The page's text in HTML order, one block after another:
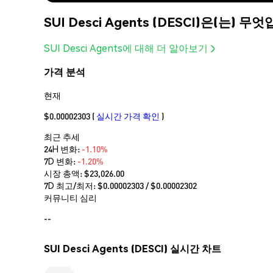
SUI Desci Agents (DESCI)은(는) 무엇
SUI Desci Agents에 대해 더 알아보기
가격 분석
현재
$0.00002303 ( 실시간 가격 확인 )
최근 추세
24H 변화: -1.10%
7D 변화: -1.20%
시장 총액:$23,026.00
7D 최고/최저: $0.00002303/ $0.00002302
커뮤니티 심리
--
SUI Desci Agents (DESCI) 실시간 차트